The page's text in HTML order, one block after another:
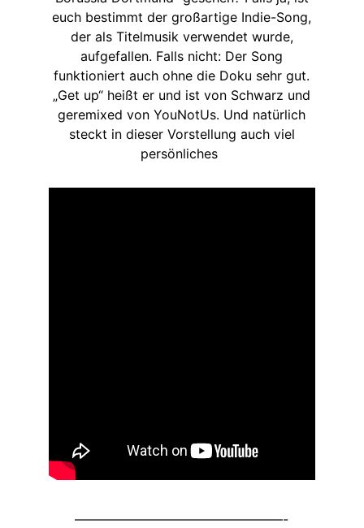
euch bestimmt der großartige Indie-Song,
der als Titelmusik verwendet wurde,
aufgefallen. Falls nicht: Der Song
funktioniert auch ohne die Doku sehr gut.
„Get up“ heißt er und ist von Schwarz und
geremixed von YouNotUs. Und natürlich
steckt in dieser Vorstellung auch viel
persönliches
————————————————-